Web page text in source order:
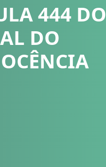
444 DO
DO